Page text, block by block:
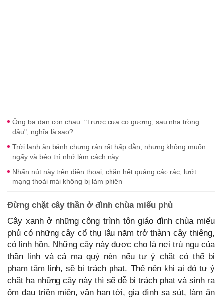
Ông bà dặn con cháu: "Trước cửa có gương, sau nhà trồng
dâu", nghĩa là sao?
Trời lạnh ăn bánh chưng rán rất hấp dẫn, nhưng không muốn
ngấy và béo thì nhớ làm cách này
Nhấn nút này trên điện thoại, chặn hết quảng cáo rác, lướt
mạng thoải mái không bị làm phiền
Đừng chặt cây thần ở đình chùa miếu phủ
Cây xanh ở những công trình tôn giáo đình chùa miếu
phủ có những cây cổ thụ lâu năm trở thành cây thiêng,
có linh hồn. Những cây này được cho là nơi trú ngụ của
thần linh và cả ma quỷ nên nếu tự ý chặt có thể bị
phạm tâm linh, sẽ bị trách phạt. Thế nên khi ai đó tự ý
chặt hạ những cây này thì sẽ dễ bị trách phạt và sinh ra
ốm đau triền miên, vận hạn tới, gia đình sa sút, làm ăn